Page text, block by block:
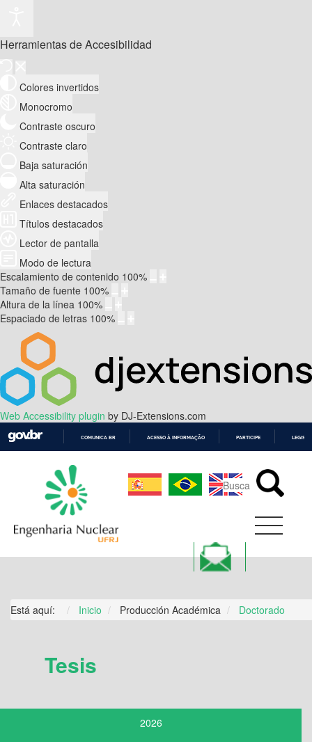
Herramientas de Accesibilidad
Colores invertidos
Monocromo
Contraste oscuro
Contraste claro
Baja saturación
Alta saturación
Enlaces destacados
Títulos destacados
Lector de pantalla
Modo de lectura
Escalamiento de contenido 100%
Tamaño de fuente 100%
Altura de la línea 100%
Espaciado de letras 100%
Web Accessibility plugin by DJ-Extensions.com
CONTEÚDO
COMUNICA BR ACESSO À INFORMAÇÃO PARTICIPE
Está aquí: Inicio Producción Académica Doctorado
Tesis
2026